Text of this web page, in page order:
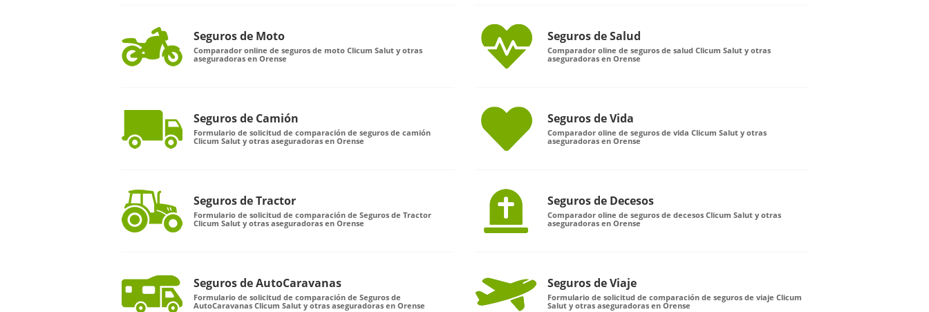
Seguros de Moto
Comparador online de seguros de moto Clicum Salut y otras
aseguradoras en Orense
Seguros de Camión
Formulario de solicitud de comparación de seguros de camión
Clicum Salut y otras aseguradoras en Orense
Seguros de Tractor
Formulario de solicitud de comparación de Seguros de Tractor
Clicum Salut y otras aseguradoras en Orense
Seguros de AutoCaravanas
Formulario de solicitud de comparación de Seguros de
AutoCaravanas Clicum Salut y otras aseguradoras en Orense
Seguros de Salud
Comparador oline de seguros de salud Clicum Salut y otras
aseguradoras en Orense
Seguros de Vida
Comparador oline de seguros de vida Clicum Salut y otras
aseguradoras en Orense
Seguros de Decesos
Comparador oline de seguros de decesos Clicum Salut y otras
aseguradoras en Orense
Seguros de Viaje
Formulario de solicitud de comparación de seguros de viaje Clicum
Salut y otras aseguradoras en Orense